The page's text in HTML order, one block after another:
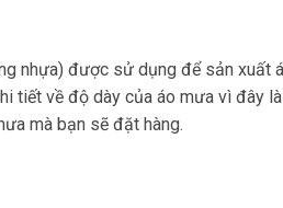
nhựa) được sử dụng để sản xuất
tiết về độ dày của áo mưa vì đây
mà bạn sẽ đặt hàng.